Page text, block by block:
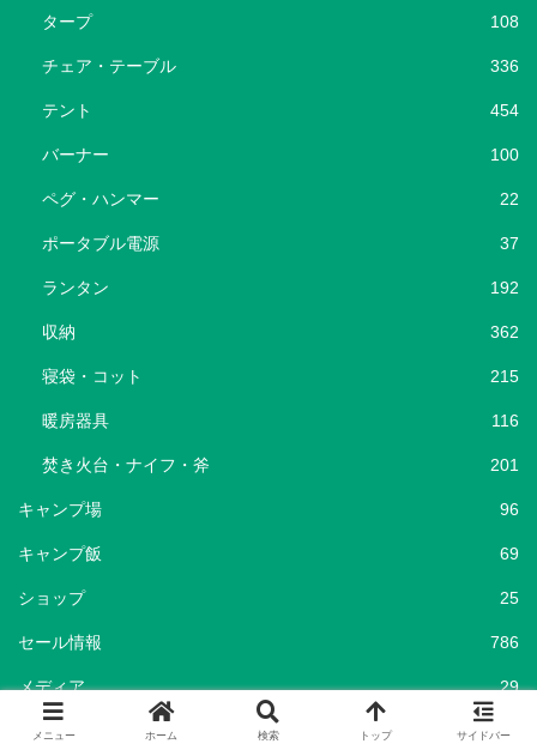
タープ 108
チェア・テーブル 336
テント 454
バーナー 100
ペグ・ハンマー 22
ポータブル電源 37
ランタン 192
収納 362
寝袋・コット 215
暖房器具 116
焚き火台・ナイフ・斧 201
キャンプ場 96
キャンプ飯 69
ショップ 25
セール情報 786
メディア 29
メニュー ホーム 検索 トップ サイドバー